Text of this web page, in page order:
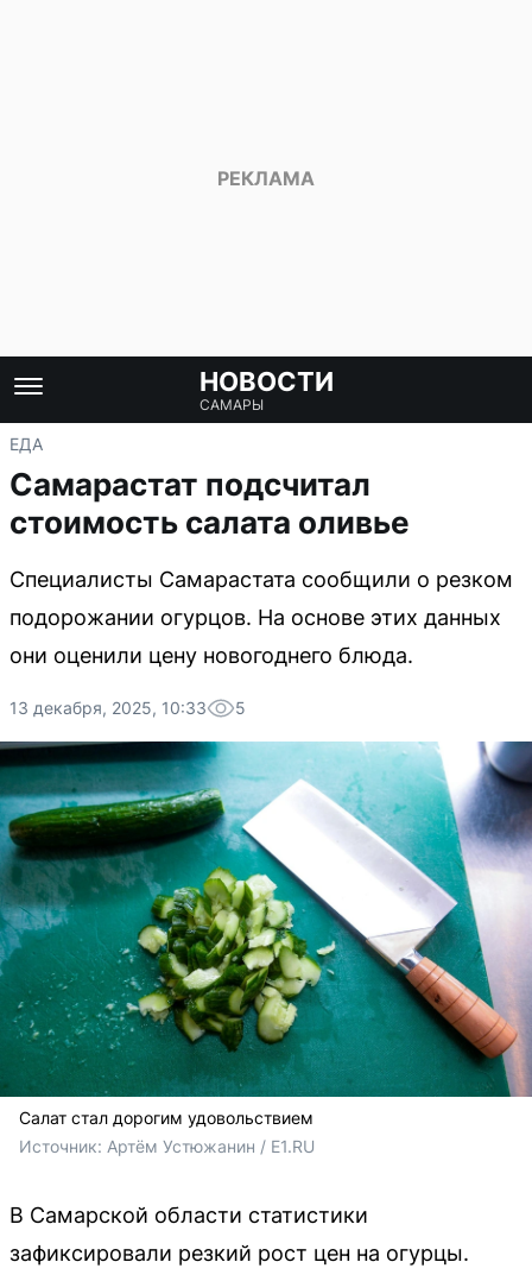
НОВОСТИ
САМАРЫ
ЕДА
Самарастат подсчитал
стоимость салата оливье
Специалисты Самарастата сообщили о резком
подорожании огурцов. На основе этих данных
они оценили цену новогоднего блюда.
13 декабря, 2025, 10:33 5
Салат стал дорогим удовольствием
Источник: Артём Устюжанин / E1.RU
В Самарской области статистики
зафиксировали резкий рост цен на огурцы.